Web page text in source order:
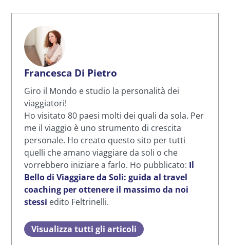
Francesca Di Pietro
Giro il Mondo e studio la personalità dei
viaggiatori!
Ho visitato 80 paesi molti dei quali da sola. Per
me il viaggio è uno strumento di crescita
personale. Ho creato questo sito per tutti
quelli che amano viaggiare da soli o che
vorrebbero iniziare a farlo. Ho pubblicato: Il
Bello di Viaggiare da Soli: guida al travel
coaching per ottenere il massimo da noi
stessi edito Feltrinelli.
Visualizza tutti gli articoli